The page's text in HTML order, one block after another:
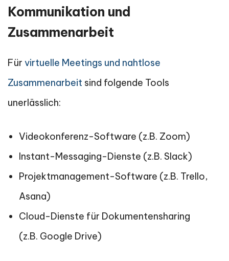
Kommunikation und
Zusammenarbeit
Für virtuelle Meetings und nahtlose
Zusammenarbeit sind folgende Tools
unerlässlich:
Videokonferenz-Software (z.B. Zoom)
Instant-Messaging-Dienste (z.B. Slack)
Projektmanagement-Software (z.B. Trello,
Asana)
Cloud-Dienste für Dokumentensharing
(z.B. Google Drive)